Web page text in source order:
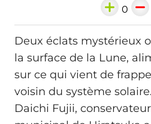
0
Deux éclats mystérieux
la surface de la Lune,
sur ce qui vient de
voisin du système
Daichi Fujii,